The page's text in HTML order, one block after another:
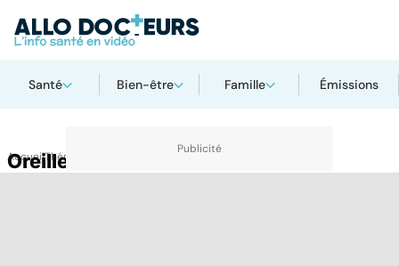
Santé Bien-être Famille Émissions
AccueilThématiques
Oreille décollée